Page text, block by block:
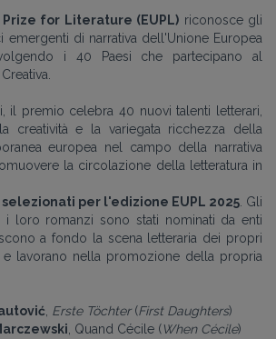
Prize for Literature (EUPL) riconosce gli
emergenti di narrativa dell'Unione Europea
i 40 Paesi che partecipano al
il premio celebra 40 nuovi talenti letterari,
creatività e la variegata ricchezza della
europea nel campo della narrativa
la circolazione della letteratura in
selezionati per l'edizione EUPL 2025 . Gli
loro romanzi sono stati nominati da enti
a fondo la scena letteraria dei propri
e lavorano nella promozione della propria
Erste Töchter(First Daughters)
, Quand Cécile (When Cécile)